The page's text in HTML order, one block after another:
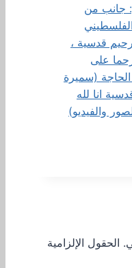
جانب من
قدسية ،
على
الحاجة (سميرة
انا لله
والفيديو)
الحقول الإلزامية